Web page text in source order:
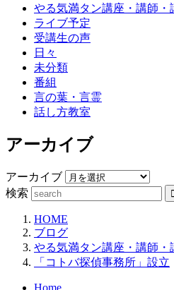
やる気満タン講座・講師・
ライブ予定
受講生の声
日々
未分類
番組
言の葉・言霊
話し方教室
アーカイブ
アーカイブ
検索
HOME
ブログ
やる気満タン講座・講師・
「コトバ探偵事務所」設立